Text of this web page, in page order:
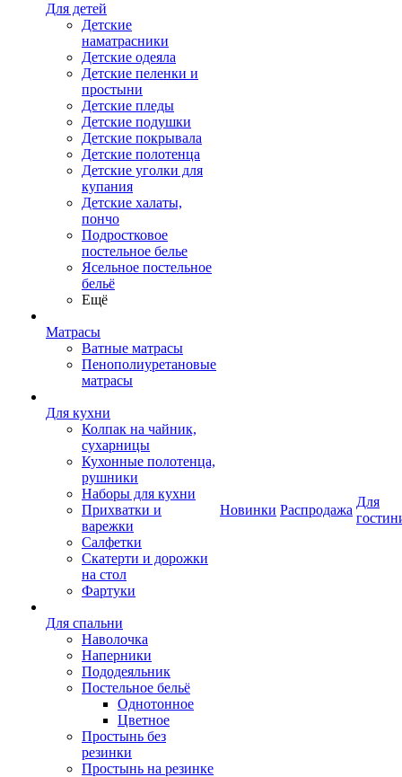
Для детей
Детские
наматрасники
Детские одеяла
Детские пеленки и
простыни
Детские пледы
Детские подушки
Детские покрывала
Детские полотенца
Детские уголки для
купания
Детские халаты,
пончо
Подростковое
постельное белье
Ясельное постельное
бельё
Ещё
Матрасы
Ватные матрасы
Пенополиуретановые
матрасы
Для кухни
Колпак на чайник,
сухарницы
Кухонные полотенца,
рушники
Наборы для кухни
Прихватки и
варежки
Салфетки
Скатерти и дорожки
на стол
Фартуки
Для спальни
Наволочка
Наперники
Пододеяльник
Постельное бельё
Однотонное
Цветное
Простынь без
резинки
Простынь на резинке
Новинки Распродажа
Для